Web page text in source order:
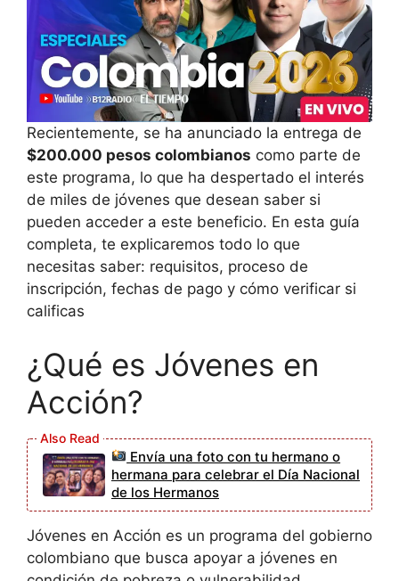
Recientemente, se ha anunciado la entrega de
$200.000 pesos colombianos como parte de
este programa, lo que ha despertado el interés
de miles de jóvenes que desean saber si
pueden acceder a este beneficio. En esta guía
completa, te explicaremos todo lo que
necesitas saber: requisitos, proceso de
inscripción, fechas de pago y cómo verificar si
calificas
¿Qué es Jóvenes en
Acción?
Envía una foto con tu hermano o
hermana para celebrar el Día Nacional
de los Hermanos
Jóvenes en Acción es un programa del gobierno
colombiano que busca apoyar a jóvenes en